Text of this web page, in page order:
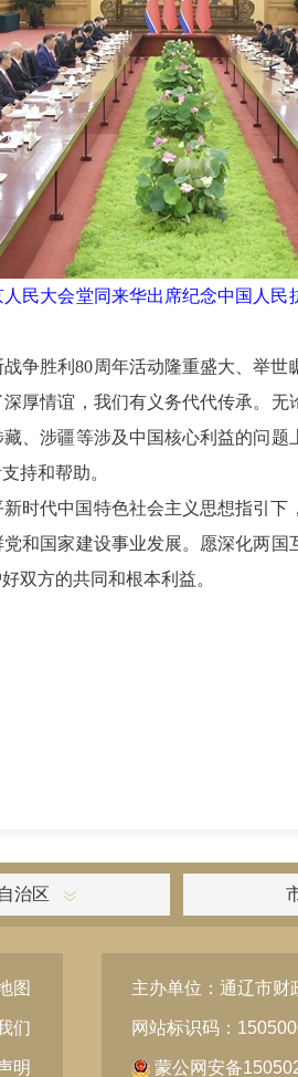
民大会堂同来华出席纪念中国人
争胜利80周年活动隆重盛大、举
厚情谊，我们有义务代代传承。
、涉疆等涉及中国核心利益的问
持和帮助。
时代中国特色社会主义思想指引
和国家建设事业发展。愿深化两
双方的共同和根本利益。
治区
图
们
明
主办单位：通辽市财
网站标识码：
蒙公网安备